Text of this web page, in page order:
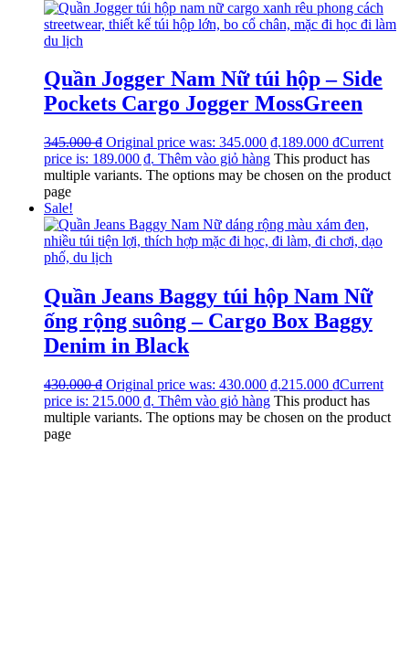
Quần Jogger Nam Nữ túi hộp – Side
Pockets Cargo Jogger MossGreen
345.000₫ Original price was: 345.000 ₫.189.000 ₫Current
price is: 189.000 ₫. Thêm vào giỏ hàng This product has
multiple variants. The options may be chosen on the product
page
Sale!
Quần Jeans Baggy túi hộp Nam Nữ
ống rộng suông – Cargo Box Baggy
Denim in Black
430.000₫ Original price was: 430.000 ₫.215.000 ₫Current
price is: 215.000 ₫. Thêm vào giỏ hàng This product has
multiple variants. The options may be chosen on the product
page